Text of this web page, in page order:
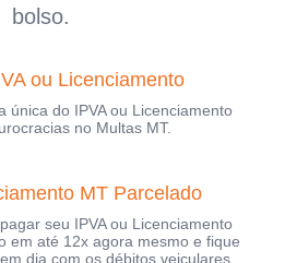
bolso.
ou Licenciamento
única do IPVA ou Licenciamento
no Multas MT.
MT Parcelado
seu IPVA ou Licenciamento
em até 12x agora mesmo e fique
dia com os débitos veiculares